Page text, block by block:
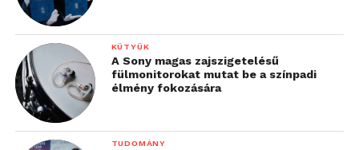
KÜTYÜK
A Sony magas zajszigetelésű
fülmonitorokat mutat be a színpadi
élmény fokozására
TUDOMÁNY